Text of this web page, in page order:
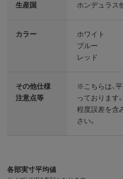
生産国 ホンデュラス
カラー
ホワイト
ブルー
レッド
その他仕様
注意点等
※こちらは、
っております
程度誤差を含
さい。
各部実寸平均値